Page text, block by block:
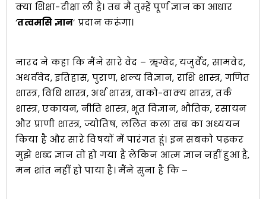
क्या शिक्षा-दीक्षा ली है। तब मैं तुम्हें पूर्ण ज्ञान का आधार
‘तत्वमसि ज्ञान’ प्रदान करूंगा।
नारद ने कहा कि मैंने सारे वेद – ॠग्वेद, यजुर्वेद, सामवेद,
अथर्ववेद, इतिहास, पुराण, शल्य विज्ञान, राशि शास्त्र, गणित
शास्त्र, विधि शास्त्र, अर्थ शास्त्र, वाको-वाक्य शास्त्र, तर्क
शास्त्र, एकायन, नीति शास्त्र, भूत विज्ञान, भौतिक, रसायन
और प्राणी शास्त्र, ज्योतिष, ललित कला सब का अध्ययन
किया है और सारे विषयों में पारंगत हूं। इन सबको पढ़कर
मुझे शब्द ज्ञान तो हो गया है लेकिन आत्म ज्ञान नहीं हुआ है,
मन शांत नहीं हो पाया है। मैंने सुना है कि –